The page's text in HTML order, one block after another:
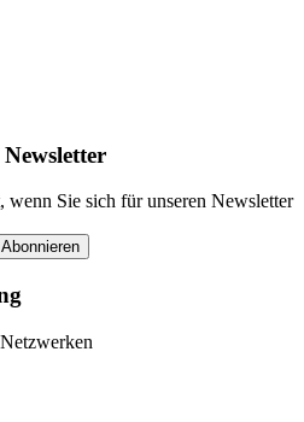
Sie sich für unseren Newsletter
Abonnieren